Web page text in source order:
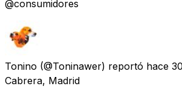
@consumidores
Tonino (@Toninawer) reportó hace
Cabrera, Madrid